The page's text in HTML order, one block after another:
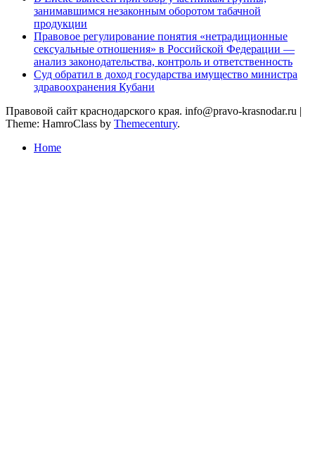
занимавшимся незаконным оборотом табачной
продукции
Правовое регулирование понятия «нетрадиционные
сексуальные отношения» в Российской Федерации —
анализ законодательства, контроль и ответственность
Суд обратил в доход государства имущество министра
здравоохранения Кубани
Правовой сайт краснодарского края. info@pravo-krasnodar.ru |
Theme: HamroClass by Themecentury.
Home